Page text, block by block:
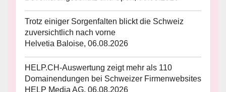
Trotz einiger Sorgenfalten blickt die Schweiz
zuversichtlich nach vorne
Helvetia Baloise, 06.08.2026
HELP.CH-Auswertung zeigt mehr als 110
Domainendungen bei Schweizer Firmenwebsites
HELP Media AG, 06.08.2026